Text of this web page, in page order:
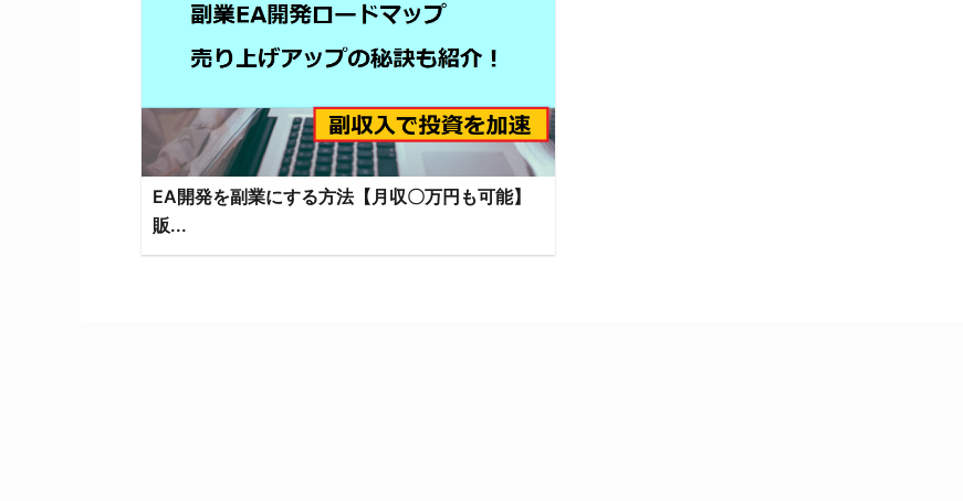
EA開発を副業にする方法【月収〇万円も可能】
販...